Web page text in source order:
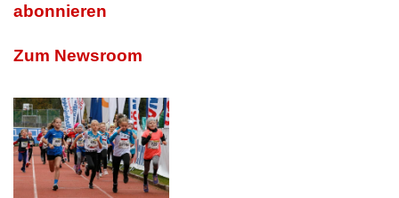
abonnieren
Zum Newsroom